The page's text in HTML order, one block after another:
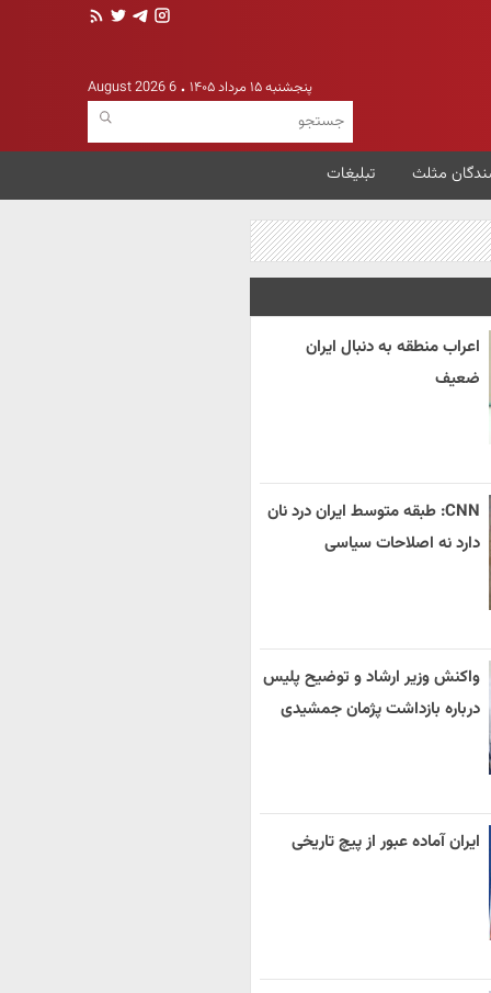
پنجشنبه ۱۵ مرداد ۱۴۰۵ 6 August 2026
مثلث تبلیغات
اعراب منطقه به دنبال ایران
ضعیف
CNN: طبقه متوسط ایران درد نان
دارد نه اصلاحات سیاسی
واکنش وزیر ارشاد و توضیح پلیس
درباره بازداشت پژمان جمشیدی
ایران آماده عبور از پیچ تاریخی